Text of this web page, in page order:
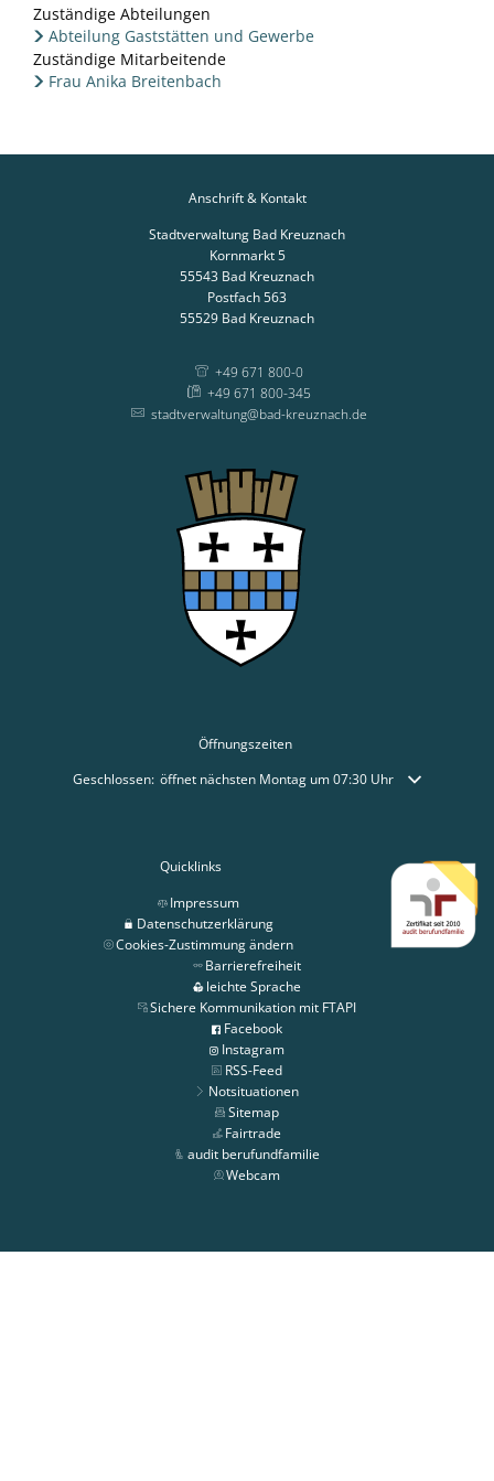
Zuständige Abteilungen
Abteilung Gaststätten und Gewerbe
Zuständige Mitarbeitende
Frau Anika Breitenbach
Anschrift & Kontakt
Stadtverwaltung Bad Kreuznach
Kornmarkt 5
55543 Bad Kreuznach
Postfach 563
55529 Bad Kreuznach
+49 671 800-0
+49 671 800-345
stadtverwaltung@bad-kreuznach.de
Öffnungszeiten
Klicken, um weitere Öffnungs- oder Schließzeiten auszublenden
Geschlossen: öffnet nächsten Montag um 07:30 Uhr
Quicklinks
Impressum
Datenschutzerklärung
Cookies-Zustimmung ändern
Barrierefreiheit
leichte Sprache
Sichere Kommunikation mit FTAPI
Facebook
Instagram
RSS-Feed
Notsituationen
Sitemap
Fairtrade
audit berufundfamilie
Webcam